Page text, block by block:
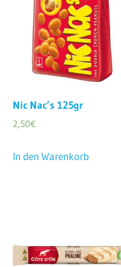
Nic Nac’s 125gr
2,50€
In den Warenkorb